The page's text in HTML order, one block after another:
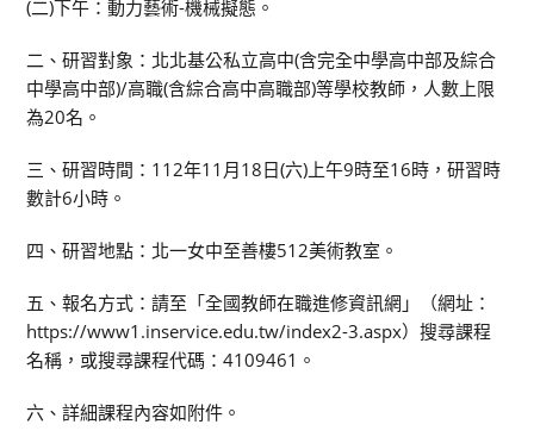
(二)下午：動力藝術-機械擬態。
二、研習對象：北北基公私立高中(含完全中學高中部及綜合
中學高中部)/高職(含綜合高中高職部)等學校教師，人數上限
為20名。
三、研習時間：112年11月18日(六)上午9時至16時，研習時
數計6小時。
四、研習地點：北一女中至善樓512美術教室。
五、報名方式：請至「全國教師在職進修資訊網」（網址：
https://www1.inservice.edu.tw/index2-3.aspx）搜尋課程
名稱，或搜尋課程代碼：4109461。
六、詳細課程內容如附件。